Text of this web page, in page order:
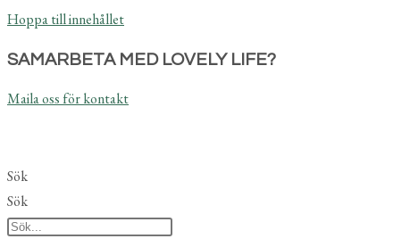
Hoppa till innehållet
SAMARBETA MED LOVELY LIFE?
Maila oss för kontakt
Sök
Sök